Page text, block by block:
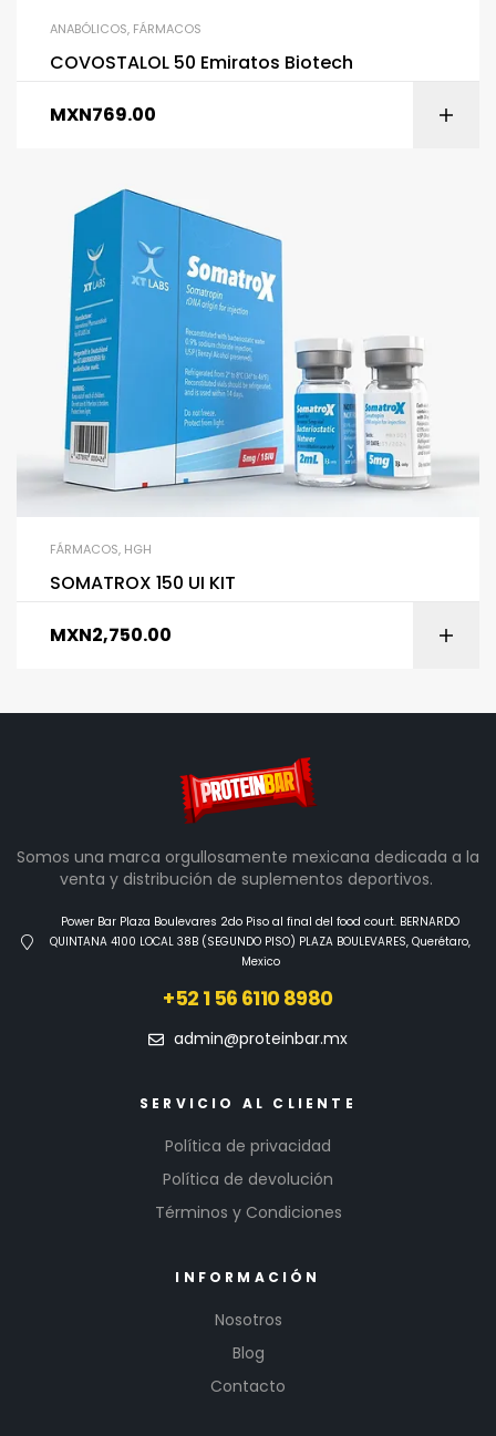
ANABÓLICOS, FÁRMACOS
COVOSTALOL 50 Emiratos Biotech
MXN769.00
FÁRMACOS, HGH
SOMATROX 150 UI KIT
MXN2,750.00
Somos una marca orgullosamente mexicana dedicada a la
venta y distribución de suplementos deportivos.
Power Bar Plaza Boulevares 2do Piso al final del food court. BERNARDO
QUINTANA 4100 LOCAL 38B (SEGUNDO PISO) PLAZA BOULEVARES, Querétaro,
Mexico
+52 1 56 6110 8980
admin@proteinbar.mx
SERVICIO AL CLIENTE
Política de privacidad
Política de devolución
Términos y Condiciones
INFORMACIÓN
Nosotros
Blog
Contacto